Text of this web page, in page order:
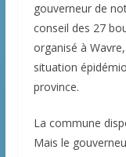
gouverneur de
conseil des 27
organisé à
situation
province.
La commune
Mais le